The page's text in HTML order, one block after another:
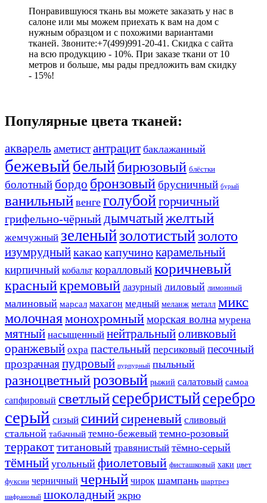
Понравившуюся ткань вы можете заказать у нас в
салоне или мы можем приехать к вам на дом с
нужным образцом и с похожими вариантами
тканей. Звоните:+7(499)991-20-41. Скидка с сайта
на всю продукцию - 10%. При заказе ткани от 10
метров и больше, мы рады предложить вам скидку
- 15%!
Популярные цвета тканей:
акварель аметистантрацит баклажанный
бежевый белыйбирюзовый блёстки
болотный бордо бронзовыйбрусничный бурый
ванильный венге голубойгорчичный
грифельно-чёрныйдымчатыйжелтый
жемчужный зеленыйзолотистыйзолото
изумрудныйкакаокапучинокарамельный
кирпичный кобальт коралловыйкоричневый
красныйкремовый лазурный лиловый лимонный
малиновый марсал махагон медный меланж металл микс
молочнаямонохромныйморская волна мурена
мятный насыщенный нейтральныйоливковый
оранжевый охра пастельный персиковый песочный
прозрачнаяпудровый пурпурный пыльный
разноцветныйрозовый рыжий салатовый самоа
сапфировый светлыйсеребристыйсеребро
серый сизый синийсиреневый сливовый
стальной табачный темно-бежевый темно-розовый
терракоттитановый травянистый тёмно-серый
тёмный угольный фиолетовый фисташковый хаки цвет
фуксии черничный черный чирок шампань шартрез
шафрановый шоколадный экрю